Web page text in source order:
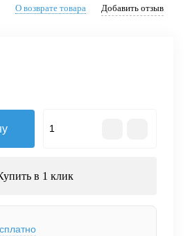
О возврате товара Добавить отзыв
в 1 клик